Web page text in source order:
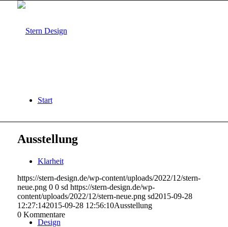
Start
Klarheit
Design
Ausstellung
https://stern-design.de/wp-content/uploads/2022/12/stern-
neue.png 0 0 sd https://stern-design.de/wp-
content/uploads/2022/12/stern-neue.png sd2015-09-28
12:27:142015-09-28 12:56:10Ausstellung
0 Kommentare